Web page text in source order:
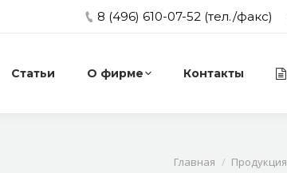
8 (496) 610-07-52 (тел./факс)
Статьи О фирме Контакты
Главная Продукция